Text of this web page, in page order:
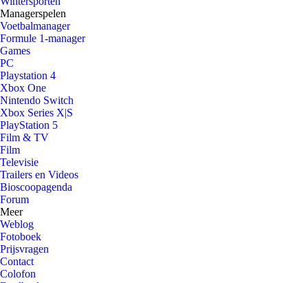
Managerspelen
Voetbalmanager
Formule 1-manager
Games
PC
Playstation 4
Xbox One
Nintendo Switch
Xbox Series X|S
PlayStation 5
Film & TV
Film
Televisie
Trailers en Videos
Bioscoopagenda
Forum
Meer
Weblog
Fotoboek
Prijsvragen
Contact
Colofon